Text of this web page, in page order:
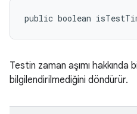
public boolean
Testin zaman aşımı hakkında
bilgilendirilmediğini döndürür.